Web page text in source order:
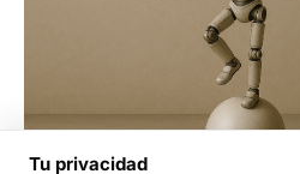
RELACIONES GUBERNAMENTALES
Tu privacidad